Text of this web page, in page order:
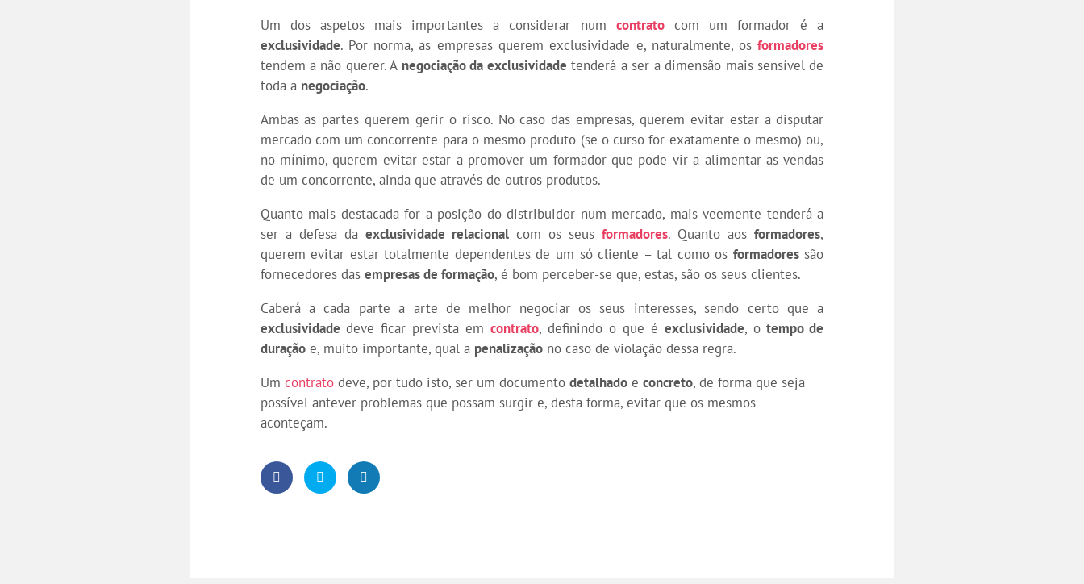
Um dos aspetos mais importantes a considerar num contratocom um formador é a
exclusividade. Por norma, as empresas querem exclusividade e, naturalmente, osformadores
tendem a não querer. A negociação da exclusividade tenderá a ser a dimensão mais sensível de
toda a negociação.
Ambas as partes querem gerir o risco. No caso das empresas, querem evitar estar a disputar
mercado com um concorrente para o mesmo produto (se o curso for exatamente o mesmo) ou,
no mínimo, querem evitar estar a promover um formador que pode vir a alimentar as vendas
de um concorrente, ainda que através de outros produtos.
Quanto mais destacada for a posição do distribuidor num mercado, mais veemente tenderá a
ser a defesa da exclusividade relacionalcom os seusformadores. Quanto aosformadores,
querem evitar estar totalmente dependentes de um só cliente – tal como os formadoressão
fornecedores das empresas de formação, é bom perceber-se que, estas, são os seus clientes.
Caberá a cada parte a arte de melhor negociar os seus interesses, sendo certo que a
exclusividade deve ficar prevista emcontrato, definindo o que é exclusividade, otempo de
duraçãoe, muito importante, qual a penalizaçãono caso de violação dessa regra.
Um contratodeve, por tudo isto, ser um documento detalhadoe concreto, de forma que seja
possível antever problemas que possam surgir e, desta forma, evitar que os mesmos
aconteçam.